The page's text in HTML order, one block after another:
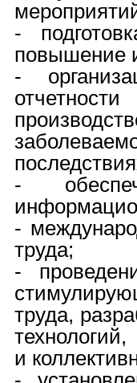
-
повышение
-
-
-
труда;
-
труда,
и